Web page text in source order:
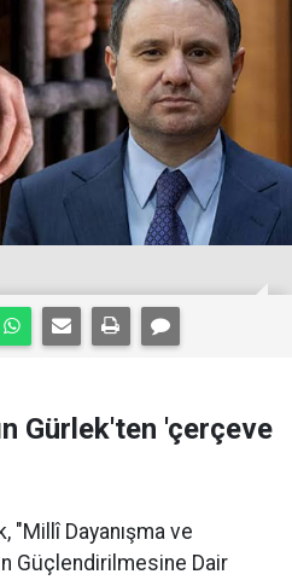
Gürlek'ten 'çerçeve
"Millî Dayanışma ve
Güçlendirilmesine Dair